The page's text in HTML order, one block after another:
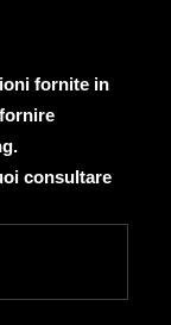
fornite in
consultare